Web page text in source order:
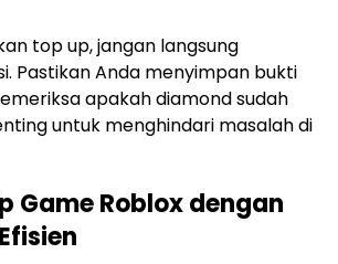
top up, jangan langsung
Pastikan Anda menyimpan bukti
apakah diamond sudah
untuk menghindari masalah di
Game Roblox dengan